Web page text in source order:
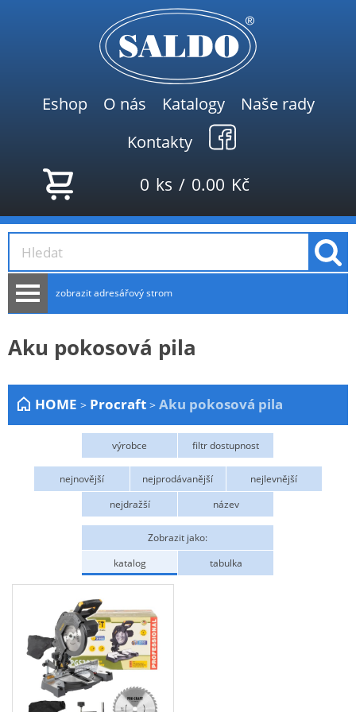
Eshop O nás Katalogy
Naše rady
Kontakty
0 ks / 0.00 Kč
zobrazit adresářový strom
NOVINKY
Plachty
Žebříky a schůdky
Stavební míchačky
NÁDOBY
Kemping
NÁBYTEK - spojovací materiál a příslušenství
Ploty a pletiva
Úložné boxy na nářadí
Ochranné pomůcky
Keramické brusivo
Flex. kotouče
Aku pokosová pila
HOME > Procraft > Aku pokosová pila
výrobce filtr dostupnost
Procraft
Na objednání
nejnovější nejprodávanější
nejlevnější
nejdražší
název
Zobrazit jako:
katalog
tabulka